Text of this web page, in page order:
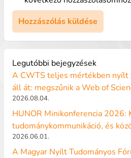
Legutóbbi bejegyzések
A CWTS teljes mértékben nyílt
áll át: megszűnik a Web of
2026.08.04.
HUNOR Minikonferencia 2026:
tudománykommunikáció, és
2026.06.01.
A Magyar Nyílt Tudományos